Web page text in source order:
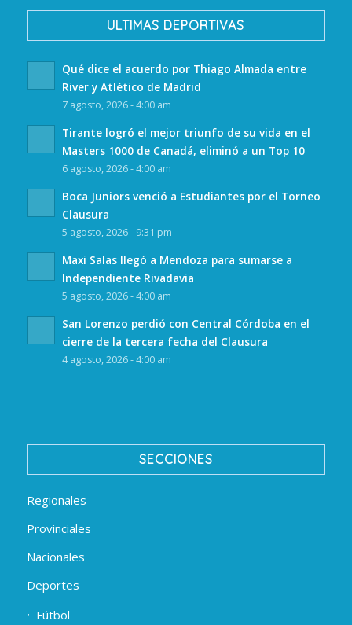
ULTIMAS DEPORTIVAS
Qué dice el acuerdo por Thiago Almada entre
River y Atlético de Madrid
7 agosto, 2026 - 4:00 am
Tirante logró el mejor triunfo de su vida en el
Masters 1000 de Canadá, eliminó a un Top 10
6 agosto, 2026 - 4:00 am
Boca Juniors venció a Estudiantes por el Torneo
Clausura
5 agosto, 2026 - 9:31 pm
Maxi Salas llegó a Mendoza para sumarse a
Independiente Rivadavia
5 agosto, 2026 - 4:00 am
San Lorenzo perdió con Central Córdoba en el
cierre de la tercera fecha del Clausura
4 agosto, 2026 - 4:00 am
SECCIONES
Regionales
Provinciales
Nacionales
Deportes
Fútbol